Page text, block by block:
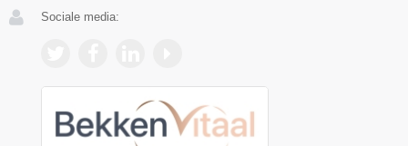
Sociale media: